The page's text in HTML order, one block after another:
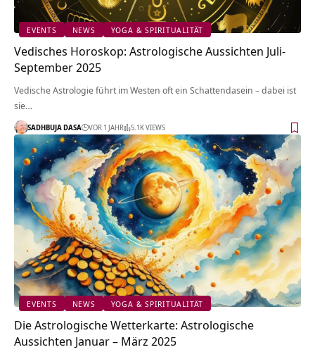
EVENTS NEWS YOGA & SPIRITUALITÄT
Vedisches Horoskop: Astrologische Aussichten Juli-
September 2025
Vedische Astrologie führt im Westen oft ein Schattendasein – dabei ist
sie…
SADHBUJA DASA VOR 1 JAHR 5.1K VIEWS
EVENTS NEWS YOGA & SPIRITUALITÄT
Die Astrologische Wetterkarte: Astrologische
Aussichten Januar – März 2025